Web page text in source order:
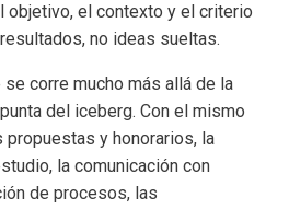
objetivo, el contexto y el criterio
no ideas sueltas.
corre mucho más allá de la
del iceberg. Con el mismo
y honorarios, la
la comunicación con
de procesos, las